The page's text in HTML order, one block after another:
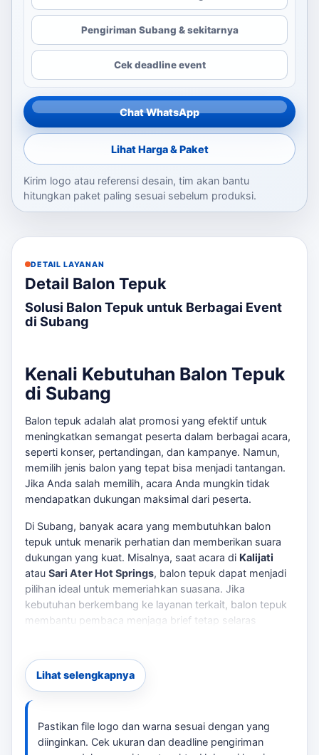
Pengiriman Subang & sekitarnya
Cek deadline event
Chat WhatsApp
Lihat Harga & Paket
Kirim logo atau referensi desain, tim akan bantu
hitungkan paket paling sesuai sebelum produksi.
DETAIL LAYANAN
Detail Balon Tepuk
Solusi Balon Tepuk untuk Berbagai Event
di Subang
Kenali Kebutuhan Balon Tepuk
di Subang
Balon tepuk adalah alat promosi yang efektif untuk
meningkatkan semangat peserta dalam berbagai acara,
seperti konser, pertandingan, dan kampanye. Namun,
memilih jenis balon yang tepat bisa menjadi tantangan.
Jika Anda salah memilih, acara Anda mungkin tidak
mendapatkan dukungan maksimal dari peserta.
Di Subang, banyak acara yang membutuhkan balon
tepuk untuk menarik perhatian dan memberikan suara
dukungan yang kuat. Misalnya, saat acara di Kalijati
atau Sari Ater Hot Springs, balon tepuk dapat menjadi
pilihan ideal untuk memeriahkan suasana. Jika
kebutuhan berkembang ke layanan terkait, balon tepuk
membantu pembaca menjaga brief tetap selaras
Solusi Praktis untuk Kebutuhan Anda
Dengan berbagai pilihan desain dan ukuran, kami dapat
dihubungi untuk Anda menyesuaikan balon tepuk sesuai
spesifikasi yang diminta acara. Berikut adalah beberapa
hal yang perlu Anda pertimbangkan sebelum memesan:
Untuk konteks tambahan,
Laksana Balon Subang
Lihat selengkapnya
Pastikan file logo dan warna sesuai dengan yang
diinginkan. Cek ukuran dan deadline pengiriman